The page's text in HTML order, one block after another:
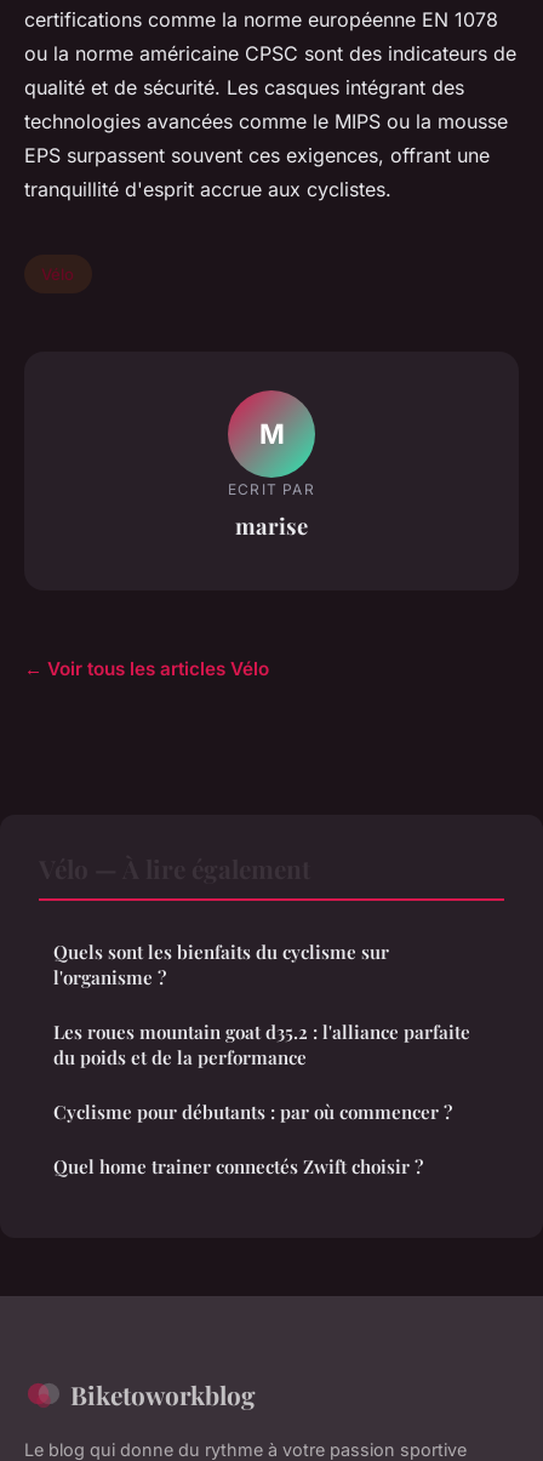
certifications comme la norme européenne EN 1078
ou la norme américaine CPSC sont des indicateurs de
qualité et de sécurité. Les casques intégrant des
technologies avancées comme le MIPS ou la mousse
EPS surpassent souvent ces exigences, offrant une
tranquillité d'esprit accrue aux cyclistes.
Vélo
M
ECRIT PAR
marise
← Voir tous les articles Vélo
Quels sont les bienfaits du cyclisme sur
l'organisme ?
Les roues mountain goat d35.2 : l'alliance parfaite
du poids et de la performance
Cyclisme pour débutants : par où commencer ?
Quel home trainer connectés Zwift choisir ?
Biketoworkblog
Le blog qui donne du rythme à votre passion sportive